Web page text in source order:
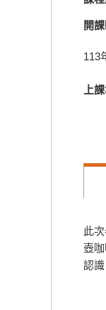
開
113
上
此
壺
認